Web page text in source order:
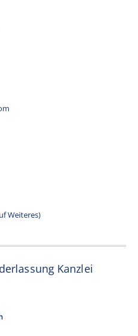
Weiteres)
Kanzlei